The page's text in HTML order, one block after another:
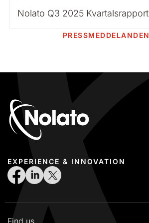
Nolato Q3 2025 Kvartalsrapport
PRESSMEDDELANDEN
EXPERIENCE & INNOVATION
Find us